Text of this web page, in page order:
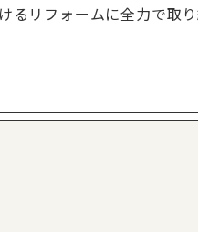
るリフォームに全力で取